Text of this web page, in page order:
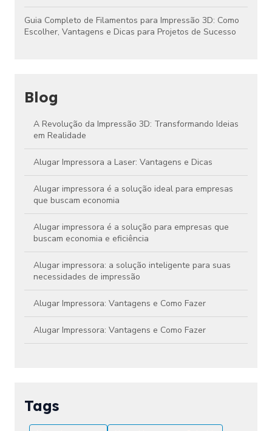
Guia Completo de Filamentos para Impressão 3D: Como
Escolher, Vantagens e Dicas para Projetos de Sucesso
Blog
A Revolução da Impressão 3D: Transformando Ideias
em Realidade
Alugar Impressora a Laser: Vantagens e Dicas
Alugar impressora é a solução ideal para empresas
que buscam economia
Alugar impressora é a solução para empresas que
buscam economia e eficiência
Alugar impressora: a solução inteligente para suas
necessidades de impressão
Alugar Impressora: Vantagens e Como Fazer
Alugar Impressora: Vantagens e Como Fazer
Tags